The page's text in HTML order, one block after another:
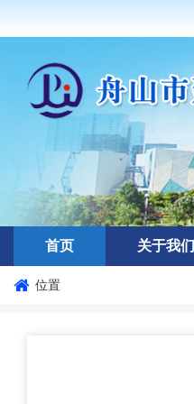
首页 关于我们
位置